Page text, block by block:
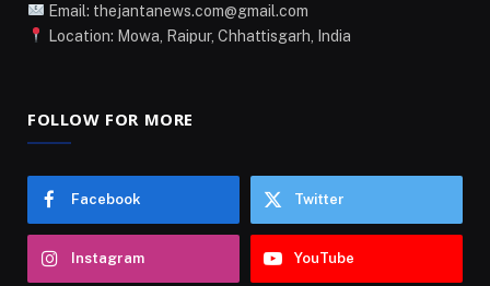
Email: thejantanews.com@gmail.com
Location: Mowa, Raipur, Chhattisgarh, India
FOLLOW FOR MORE
Facebook Twitter
Instagram YouTube